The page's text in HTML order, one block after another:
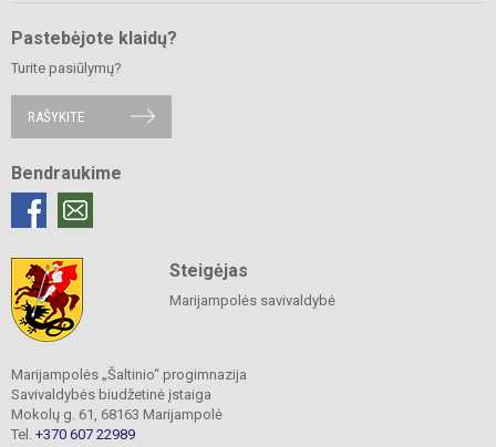
Pastebėjote klaidų?
Turite pasiūlymų?
RAŠYKITE
Bendraukime
Steigėjas
Marijampolės savivaldybė
Marijampolės „Šaltinio“ progimnazija
Savivaldybės biudžetinė įstaiga
Mokolų g. 61, 68163 Marijampolė
Tel. +370 607 22989